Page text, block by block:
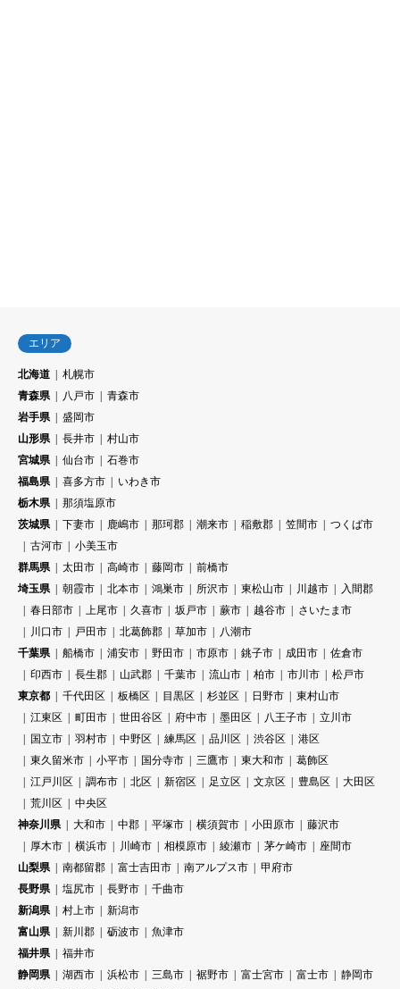
エリア
北海道
札幌市
青森県
八戸市
青森市
岩手県
盛岡市
山形県
長井市
村山市
宮城県
仙台市
石巻市
福島県
喜多方市
いわき市
栃木県
那須塩原市
茨城県
下妻市 鹿嶋市 那珂郡 潮来市 稲敷郡 笠間市
つくば市
古河市
小美玉市
群馬県
太田市 高崎市 藤岡市
前橋市
埼玉県
朝霞市 北本市 鴻巣市 所沢市 東松山市 川越市
入間郡
春日部市
上尾市 久喜市 坂戸市 蕨市 越谷市
さいたま市
川口市
戸田市 北葛飾郡 草加市
八潮市
千葉県
船橋市 浦安市 野田市 市原市 銚子市 成田市
佐倉市
印西市
長生郡 山武郡 千葉市 流山市 柏市 市川市
松戸市
東京都
千代田区 板橋区 目黒区 杉並区 日野市
東村山市
江東区
町田市 世田谷区 府中市 墨田区 八王子市
立川市
国立市
羽村市 中野区 練馬区 品川区 渋谷区
港区
東久留米市
小平市 国分寺市 三鷹市 東大和市
葛飾区
江戸川区
調布市 北区 新宿区 足立区 文京区 豊島区
大田区
荒川区
中央区
神奈川県
大和市 中郡 平塚市 横須賀市 小田原市
藤沢市
厚木市
横浜市 川崎市 相模原市 綾瀬市 茅ケ崎市
座間市
山梨県
南都留郡 富士吉田市 南アルプス市
甲府市
長野県
塩尻市 長野市
千曲市
新潟県
村上市
新潟市
富山県
新川郡 砺波市
魚津市
福井県
福井市
静岡県
湖西市 浜松市 三島市 裾野市 富士宮市 富士市
静岡市